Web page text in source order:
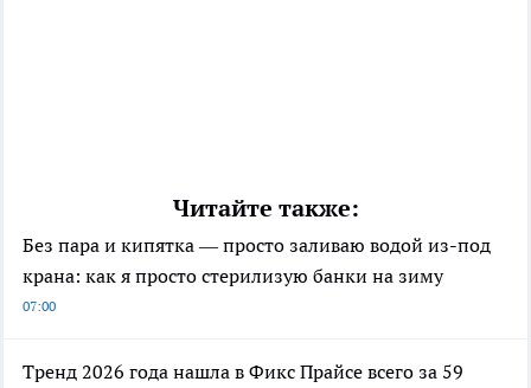
Читайте также:
Без пара и кипятка — просто заливаю водой из-под
крана: как я просто стерилизую банки на зиму
07:00
Тренд 2026 года нашла в Фикс Прайсе всего за 59